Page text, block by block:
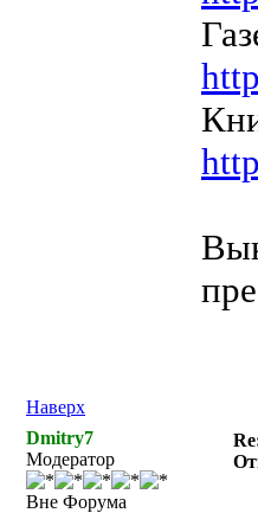
Наверх
Dmitry7
Модератор
Вне Форума